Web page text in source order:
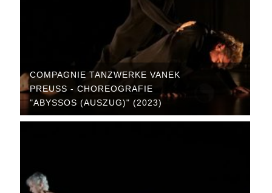
COMPAGNIE TANZWERKE VANEK
PREUSS - CHOREOGRAFIE "
ABYSSOS (AUSZUG)" (2023)